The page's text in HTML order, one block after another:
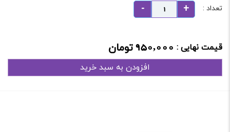
تعداد :
قیمت نهایی : 950,000تومان
افزودن به سبد خرید